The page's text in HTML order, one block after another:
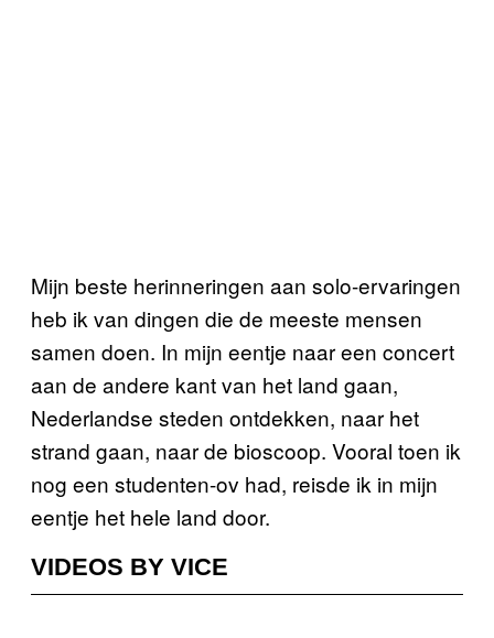
Mijn beste herinneringen aan solo-ervaringen
heb ik van dingen die de meeste mensen
samen doen. In mijn eentje naar een concert
aan de andere kant van het land gaan,
Nederlandse steden ontdekken, naar het
strand gaan, naar de bioscoop. Vooral toen ik
nog een studenten-ov had, reisde ik in mijn
eentje het hele land door.
VIDEOS BY VICE